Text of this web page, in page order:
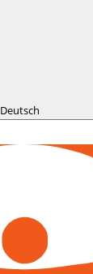
Deutsch